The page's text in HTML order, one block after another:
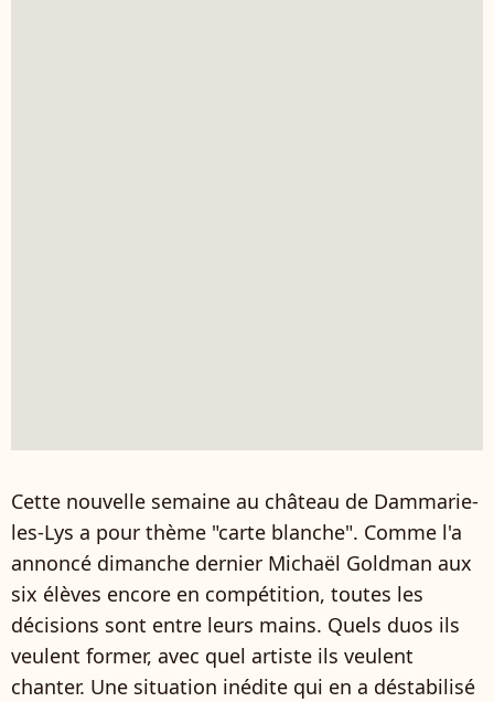
Cette nouvelle semaine au château de Dammarie-
les-Lys a pour thème "carte blanche". Comme l'a
annoncé dimanche dernier Michaël Goldman aux
six élèves encore en compétition, toutes les
décisions sont entre leurs mains. Quels duos ils
veulent former, avec quel artiste ils veulent
chanter. Une situation inédite qui en a déstabilisé